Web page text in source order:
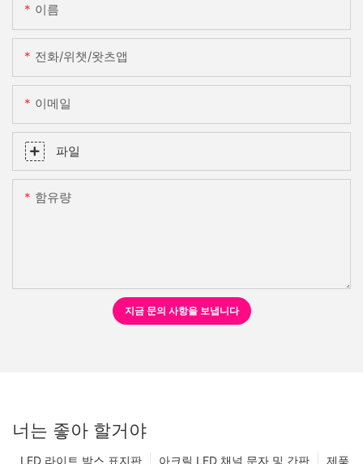
이름
전화/위챗/왓츠앱
이메일
파일
함유량
지금 문의 사항을 보냅니다
너는 좋아 할거야
제품
아크릴 LED 채널 문자 및 간판
LED 라이트 박스 표지판